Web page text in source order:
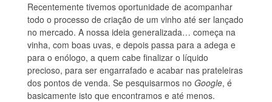
Recentemente tivemos oportunidade de acompanhar
todo o processo de criação de um vinho até ser lançado
no mercado. A nossa ideia generalizada… começa na
vinha, com boas uvas, e depois passa para a adega e
para o enólogo, a quem cabe finalizar o líquido
precioso, para ser engarrafado e acabar nas prateleiras
dos pontos de venda. Se pesquisarmos no Google, é
basicamente isto que encontramos e até menos.